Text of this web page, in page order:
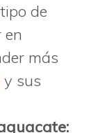
de
en
más
y sus